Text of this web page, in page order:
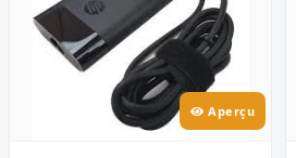
Aperçu